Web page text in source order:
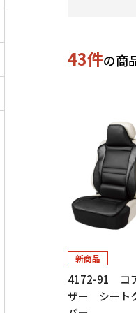
43件の商
新商品
4172-91 コ
ザー シート